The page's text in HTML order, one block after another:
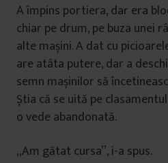
A împins portiera, dar era
chiar pe drum, pe buza unei
alte mașini. A dat cu
are atâta putere, dar a
semn mașinilor să
Știa că se uită pe
o vede abandonată.
„Am gătat cursa”, i-a spus.